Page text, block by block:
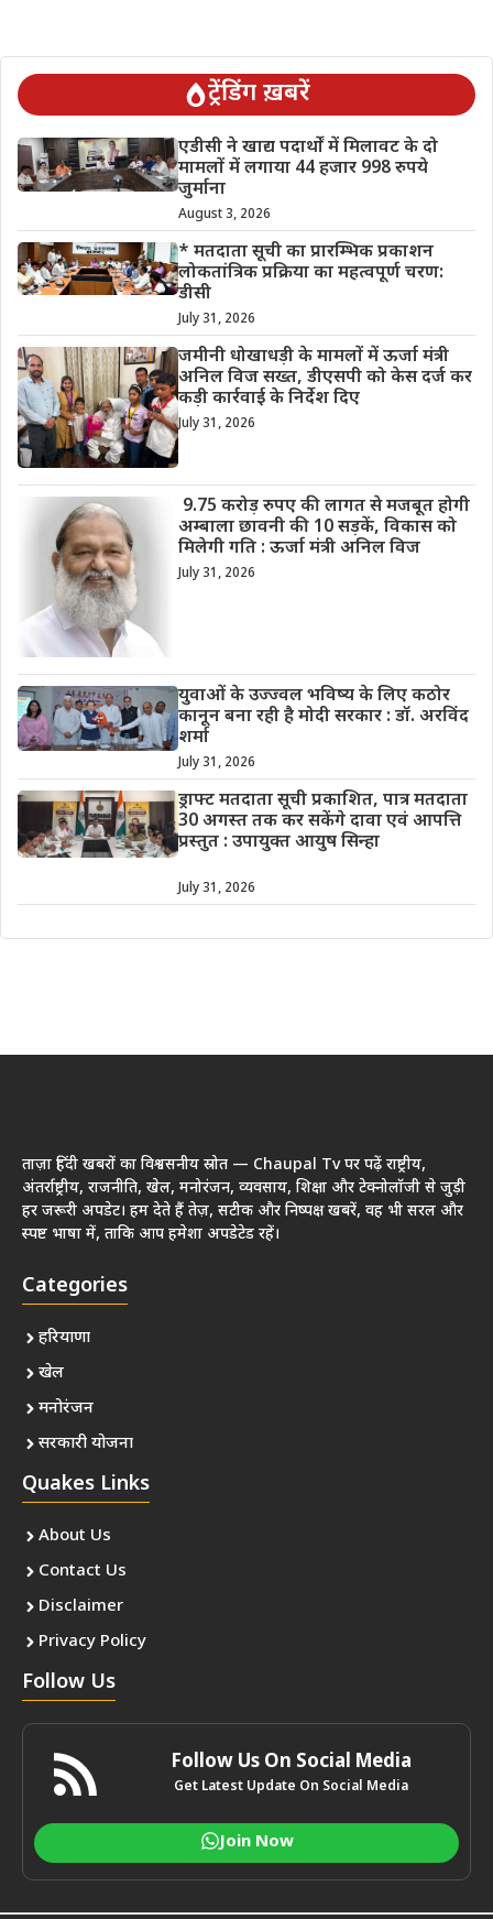
ट्रेंडिंग ख़बरें
एडीसी ने खाद्य पदार्थों में मिलावट के दो
मामलों में लगाया 44 हजार 998 रुपये
जुर्माना
August 3, 2026
* मतदाता सूची का प्रारम्भिक प्रकाशन
लोकतांत्रिक प्रक्रिया का महत्वपूर्ण चरण:
डीसी
July 31, 2026
जमीनी धोखाधड़ी के मामलों में ऊर्जा मंत्री
अनिल विज सख्त, डीएसपी को केस दर्ज कर
कड़ी कार्रवाई के निर्देश दिए
July 31, 2026
9.75 करोड़ रुपए की लागत से मजबूत होगी
अम्बाला छावनी की 10 सड़कें, विकास को
मिलेगी गति : ऊर्जा मंत्री अनिल विज
July 31, 2026
युवाओं के उज्ज्वल भविष्य के लिए कठोर
कानून बना रही है मोदी सरकार : डॉ. अरविंद
शर्मा
July 31, 2026
ड्राफ्ट मतदाता सूची प्रकाशित, पात्र मतदाता
30 अगस्त तक कर सकेंगे दावा एवं आपत्ति
प्रस्तुत : उपायुक्त आयुष सिन्हा
July 31, 2026
ताज़ा हिंदी खबरों का विश्वसनीय स्रोत — Chaupal Tv पर पढ़ें राष्ट्रीय,
अंतर्राष्ट्रीय, राजनीति, खेल, मनोरंजन, व्यवसाय, शिक्षा और टेक्नोलॉजी से जुड़ी
हर जरूरी अपडेट। हम देते हैं तेज़, सटीक और निष्पक्ष खबरें, वह भी सरल और
स्पष्ट भाषा में, ताकि आप हमेशा अपडेटेड रहें।
Categories
हरियाणा
खेल
मनोरंजन
सरकारी योजना
Quakes Links
About Us
Contact Us
Disclaimer
Privacy Policy
Follow Us
Follow Us On Social Media
Get Latest Update On Social Media
Join Now